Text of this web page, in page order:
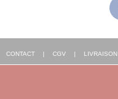
CONTACT | CGV | LIVRAISON